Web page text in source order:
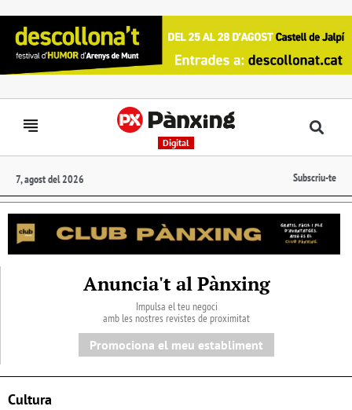
Digital
7, agost del 2026 Subscriu-te
Anuncia't al Pànxing
Impulsa el teu negoci
amb les nostres revistes de proximitat
Promociona el meu establiment
Cultura